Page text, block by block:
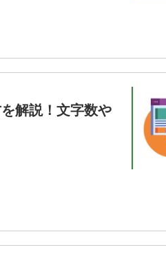
解説！文字数や